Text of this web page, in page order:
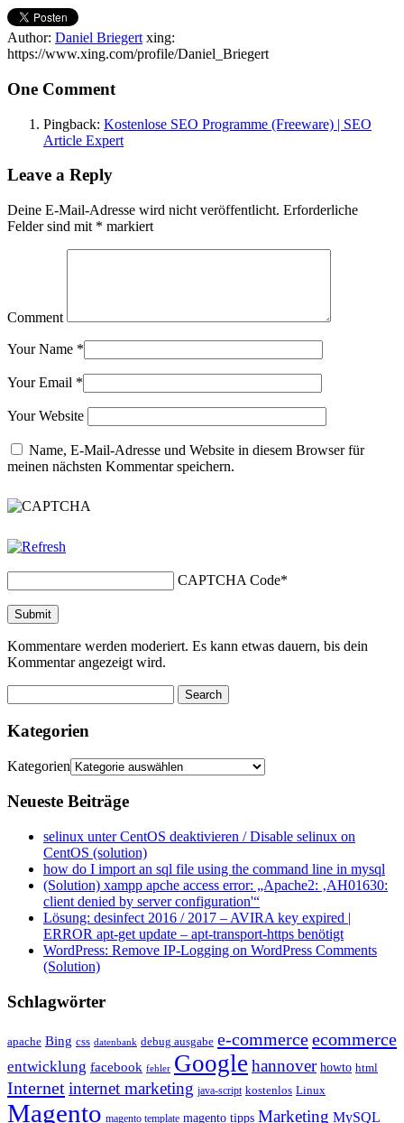
Author: Daniel Briegert xing:
https://www.xing.com/profile/Daniel_Briegert
One Comment
Pingback: Kostenlose SEO Programme (Freeware) | SEO
Article Expert
Leave a Reply
Deine E-Mail-Adresse wird nicht veröffentlicht. Erforderliche
Felder sind mit * markiert
Comment
Your Name *
Your Email *
Your Website
Name, E-Mail-Adresse und Website in diesem Browser für
meinen nächsten Kommentar speichern.
CAPTCHA Code*
Kommentare werden moderiert. Es kann etwas dauern, bis dein
Kommentar angezeigt wird.
Kategorien
Kategorien
Neueste Beiträge
selinux unter CentOS deaktivieren / Disable selinux on
CentOS (solution)
how do I import an sql file using the command line in mysql
(Solution) xampp apche access error: „Apache2: ‚AH01630:
client denied by server configuration'“
Lösung: desinfect 2016 / 2017 – AVIRA key expired |
ERROR apt-get update – apt-transport-https benötigt
WordPress: Remove IP-Logging on WordPress Comments
(Solution)
Schlagwörter
apache Bing css datenbank debug ausgabe e-commerceecommerce
entwicklung facebook fehler Google hannover howto html
Internetinternet marketing java-script kostenlos Linux
Magento magento template magento tipps Marketing MySQL